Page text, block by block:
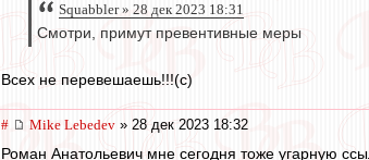
Squabbler » 28 дек 2023 18:31
Смотри, примут превентивные меры
Всех не перевешаешь!!!(с)
# Mike Lebedev » 28 дек 2023 18:32
Роман Анатольевич мне сегодня тоже угарную